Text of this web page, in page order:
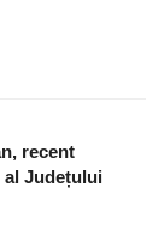
recent
al Județului